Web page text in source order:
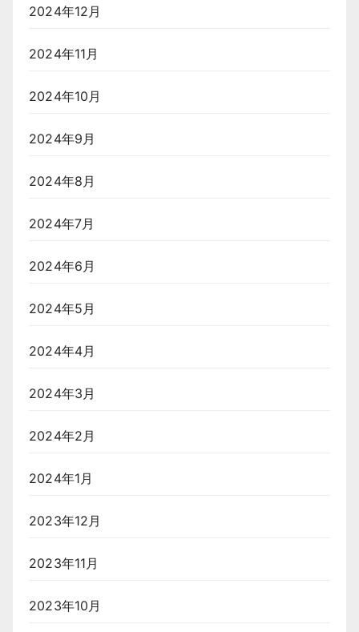
2024年12月
2024年11月
2024年10月
2024年9月
2024年8月
2024年7月
2024年6月
2024年5月
2024年4月
2024年3月
2024年2月
2024年1月
2023年12月
2023年11月
2023年10月